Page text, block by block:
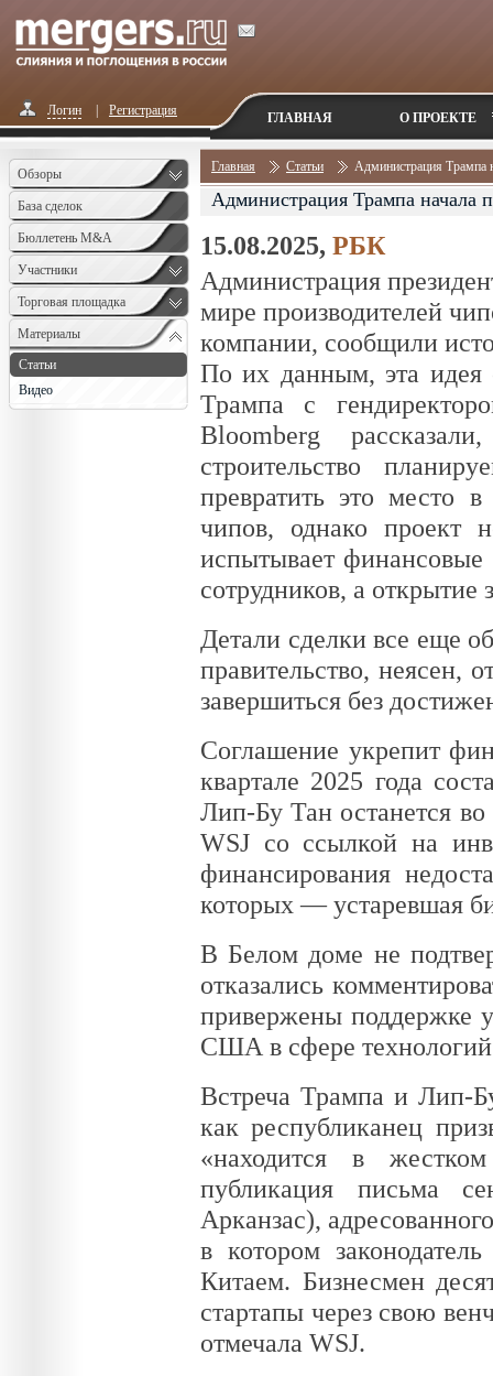
Логин Регистрация ГЛАВНАЯ О ПРОЕКТЕ
Обзоры
База сделок
Бюллетень M&A
Monthly
Участники
Торговая площадка
Материалы
Статьи
Видео
Главная Статьи Администрация Трампа
Администрация Трампа начала
15.08.2025, РБК
Администрация
мире производителей
компании, сообщили
По их данным, эта идея
Трампа с
Bloomberg
строительство
превратить это место
чипов, однако проект
испытывает финансовые
сотрудников, а открытие
Детали сделки все еще
правительство, неясен,
завершиться без
Соглашение укрепит
квартале 2025 года
Лип-Бу Тан останется
WSJ со ссылкой на
финансирования
которых — устаревшая
В Белом доме не
отказались
привержены поддержке
США в сфере технологий
Встреча Трампа и Лип-
как республиканец
«находится в
публикация письма
Арканзас),
в котором
Китаем. Бизнесмен
стартапы через свою
отмечала WSJ.